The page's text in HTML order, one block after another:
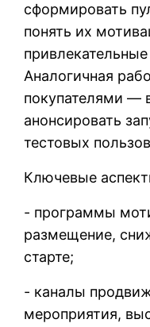
сформировать
понять их
Аналогичная
покупателями —
анонсировать
тестовых
Ключевые
- программы
размещение,
старте;
- каналы
мероприятия,